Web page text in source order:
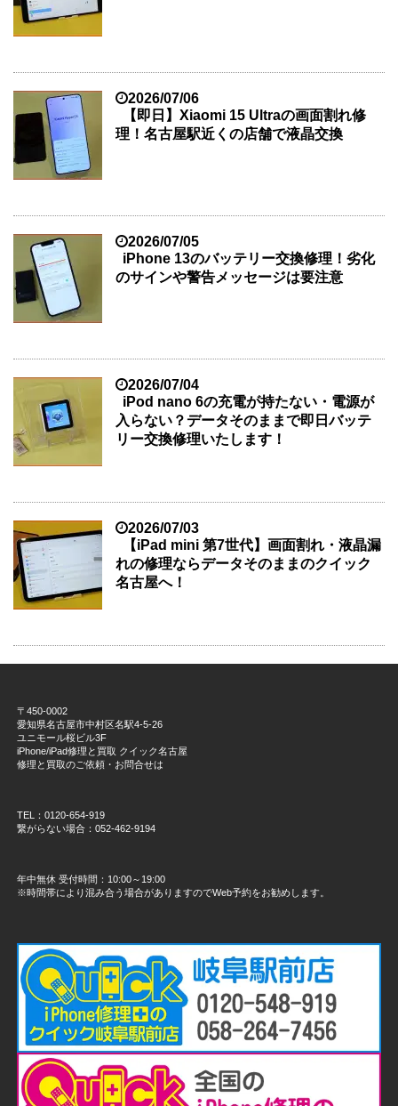
2026/07/06
【即日】Xiaomi 15 Ultraの画面割れ修
理！名古屋駅近くの店舗で液晶交換
2026/07/05
iPhone 13のバッテリー交換修理！劣化
のサインや警告メッセージは要注意
2026/07/04
iPod nano 6の充電が持たない・電源が
入らない？データそのままで即日バッテ
リー交換修理いたします！
2026/07/03
【iPad mini 第7世代】画面割れ・液晶漏
れの修理ならデータそのままのクイック
名古屋へ！
〒450-0002
愛知県名古屋市中村区名駅4-5-26
ユニモール桜ビル3F
iPhone/iPad修理と買取 クイック名古屋
修理と買取のご依頼・お問合せは
TEL：0120-654-919
繋がらない場合：052-462-9194
年中無休 受付時間：10:00～19:00
※時間帯により混み合う場合がありますのでWeb予約をお勧めします。